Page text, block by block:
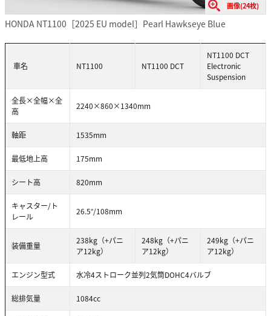
画像(24枚)
HONDA NT1100［2025 EU model］Pearl Hawkseye Blue
車名 NT1100 NT1100 DCT
NT1100 DCT
Electronic
Suspension
全長×全幅×全
高
2240×860×1340mm
軸距 1535mm
最低地上高 175mm
シート高 820mm
キャスター/ト
レール
26.5°/108mm
装備重量
238kg（+パニ
ア12kg）
248kg（+パニ
ア12kg）
249kg（+パニ
ア12kg）
エンジン型式 水冷4ストローク並列2気筒DOHC4バルブ
総排気量 1084cc